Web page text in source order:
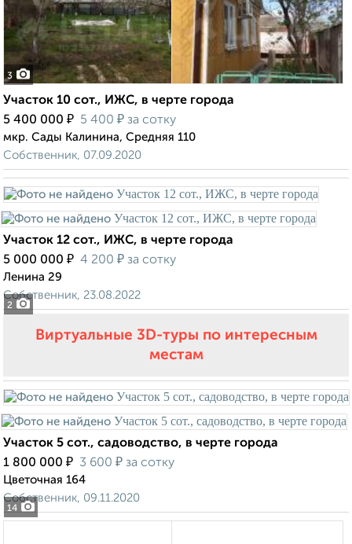
3
Участок 10 сот., ИЖС, в черте города
5 400 000 ₽ 5 400 ₽ за сотку
мкр. Сады Калинина, Средняя 110
Собственник, 07.09.2020
2
Участок 12 сот., ИЖС, в черте города
5 000 000 ₽ 4 200 ₽ за сотку
Ленина 29
Собственник, 23.08.2022
Виртуальные 3D-туры по интересным
местам
14
Участок 5 сот., садоводство, в черте города
1 800 000 ₽ 3 600 ₽ за сотку
Цветочная 164
Собственник, 09.11.2020